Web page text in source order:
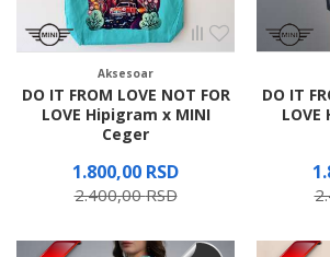
Aksesoar
DO IT FROM LOVE NOT FOR
LOVE Hipigram x MINI
Ceger
1.800,00 RSD
2.400,00RSD
DO IT